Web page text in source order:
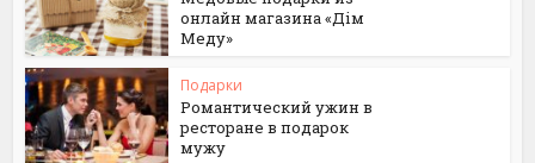
онлайн магазина «Дім
Меду»
Подарки
Романтический ужин в
ресторане в подарок
мужу